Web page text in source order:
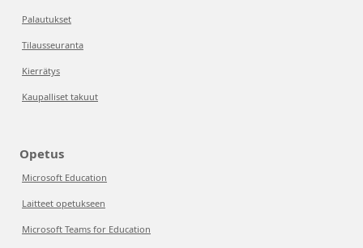
Palautukset
Tilausseuranta
Kierrätys
Kaupalliset takuut
Opetus
Microsoft Education
Laitteet opetukseen
Microsoft Teams for Education